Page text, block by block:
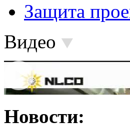
Защита
Видео
Новости: